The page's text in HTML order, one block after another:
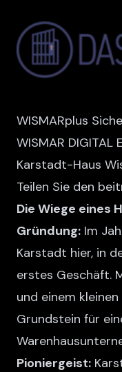
WISMARplus
WISMAR DIGITAL
Karstadt-Haus
Teilen Sie den
Die Wiege eines
Gründung: Im
Karstadt hier, in
erstes Geschäft.
und einem
Grundstein für
Pioniergeist: